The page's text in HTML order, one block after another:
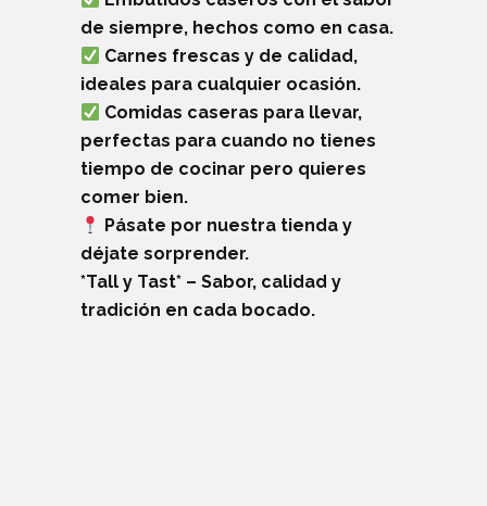
de siempre, hechos como en casa.
Carnes frescas y de calidad,
ideales para cualquier ocasión.
Comidas caseras para llevar,
perfectas para cuando no tienes
tiempo de cocinar pero quieres
comer bien.
Pásate por nuestra tienda y
déjate sorprender.
*Tall y Tast* – Sabor, calidad y
tradición en cada bocado.